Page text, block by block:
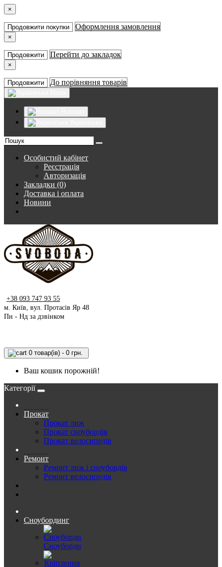
×
Продовжити покупки Оформлення замовлення
×
Продовжити Перейти до закладок
×
Продовжити До порівняння товарів
Особистий кабінет
Реєстрація
Авторизація
Закладки (0)
Доставка і оплата
Новини
+38 093 747 93 55
м. Київ, вул. Протасів Яр 48
Пн - Нд за дзвінком
0 товар(ів) - 0 грн.
Ваш кошик порожній!
Категорії
Прокат
Прокат лиж
Прокат сноубордів
Прокат велосипедів
Ремонт
Ремонт лиж і сноубордів
Ремонт велосипедів
Сноубординг
Сноуборди